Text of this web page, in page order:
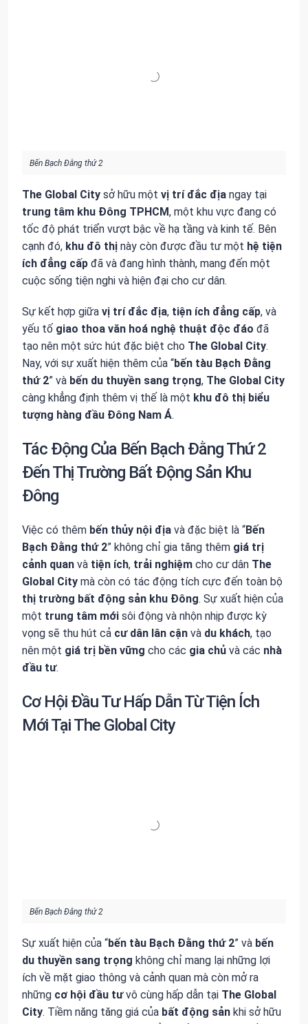
Bến Bạch Đằng thứ 2
The Global City sở hữu một vị trí đắc địa ngay tại
trung tâm khu Đông TPHCM, một khu vực đang có
tốc độ phát triển vượt bậc về hạ tầng và kinh tế. Bên
cạnh đó, khu đô thị này còn được đầu tư một hệ tiện
ích đẳng cấp đã và đang hình thành, mang đến một
cuộc sống tiện nghi và hiện đại cho cư dân.
Sự kết hợp giữa vị trí đắc địa, tiện ích đẳng cấp, và
yếu tố giao thoa văn hoá nghệ thuật độc đáo đã
tạo nên một sức hút đặc biệt cho The Global City.
Nay, với sự xuất hiện thêm của “bến tàu Bạch Đằng
thứ 2” và bến du thuyền sang trọng, The Global City
càng khẳng định thêm vị thế là một khu đô thị biểu
tượng hàng đầu Đông Nam Á.
Tác Động Của Bến Bạch Đằng Thứ 2
Đến Thị Trường Bất Động Sản Khu
Đông
Việc có thêm bến thủy nội địa và đặc biệt là “Bến
Bạch Đằng thứ 2” không chỉ gia tăng thêm giá trị
cảnh quan và tiện ích, trải nghiệm cho cư dân The
Global City mà còn có tác động tích cực đến toàn bộ
thị trường bất động sản khu Đông. Sự xuất hiện của
một trung tâm mới sôi động và nhộn nhịp được kỳ
vọng sẽ thu hút cả cư dân lân cận và du khách, tạo
nên một giá trị bền vững cho các gia chủ và các nhà
đầu tư.
Cơ Hội Đầu Tư Hấp Dẫn Từ Tiện Ích
Mới Tại The Global City
Bến Bạch Đằng thứ 2
Sự xuất hiện của “bến tàu Bạch Đằng thứ 2” và bến
du thuyền sang trọng không chỉ mang lại những lợi
ích về mặt giao thông và cảnh quan mà còn mở ra
những cơ hội đầu tưvô cùng hấp dẫn tại The Global
City. Tiềm năng tăng giá của bất động sản khi sở hữu